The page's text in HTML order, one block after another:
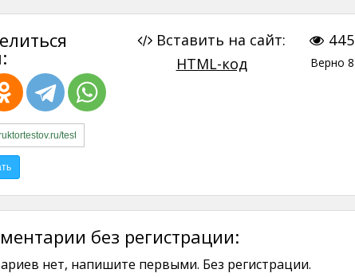
445
Верно 8
Вставить на сайт:
HTML-код
без регистрации:
нет, напишите первыми. Без регистрации.